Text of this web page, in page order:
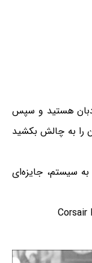
هستید و سپس
را به چالش بکشید
سیستم، جایزه‌ای